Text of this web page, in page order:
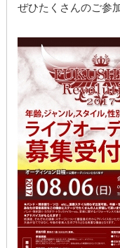
ぜひたくさんのご参